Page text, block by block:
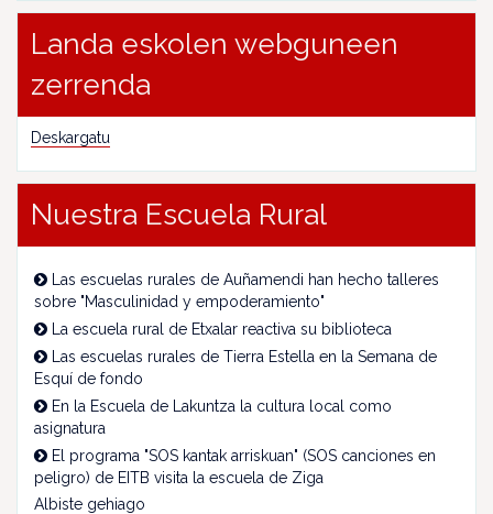
Landa eskolen webguneen
zerrenda
Deskargatu
Nuestra Escuela Rural
Las escuelas rurales de Auñamendi han hecho talleres
sobre "Masculinidad y empoderamiento"
La escuela rural de Etxalar reactiva su biblioteca
Las escuelas rurales de Tierra Estella en la Semana de
Esquí de fondo
En la Escuela de Lakuntza la cultura local como
asignatura
El programa "SOS kantak arriskuan" (SOS canciones en
peligro) de EITB visita la escuela de Ziga
Albiste gehiago